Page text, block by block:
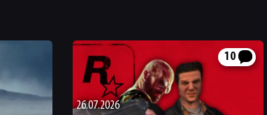
10
26.07.2026